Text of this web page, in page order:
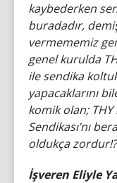
kaybederken
buradadır,
vermememiz
genel kurulda
ile sendika
yapacaklarını
komik olan; THY
Sendikası’nı
oldukça
İşveren Eliyle